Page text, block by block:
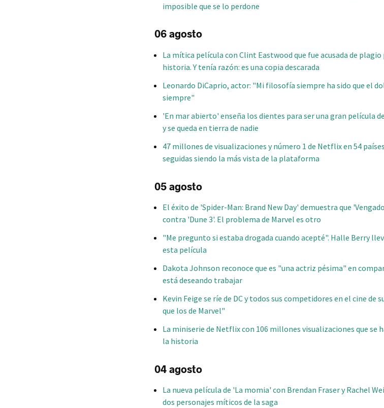
imposible que se lo perdone
06 agosto
La mítica película con Clint Eastwood que fue acusada de
historia. Y tenía razón: es una copia descarada
Leonardo DiCaprio, actor: "Mi filosofía siempre ha sido que el
siempre"
'En mar abierto' enseña los dientes para ser una gran película
y se queda en tierra de nadie
47 millones de visualizaciones y número 1 de Netflix en 54
seguidas siendo la más vista de la plataforma
05 agosto
El éxito de 'Spider-Man: Brand New Day' demuestra que
contra 'Dune 3'. El problema de Marvel es otro
"Me pregunto si estaba drogada cuando acepté". Halle Berry
esta película
Dakota Johnson reconoce que es "una actriz pésima" en
está deseando trabajar
Kevin Feige se ríe de DC y todos sus competidores en el cine de
que los de Marvel"
La miniserie de Netflix con 106 millones visualizaciones que se
la historia
04 agosto
La nueva película de 'La momia' con Brendan Fraser y Rachel
dos personajes míticos de la saga